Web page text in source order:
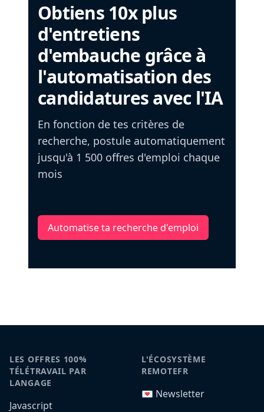
Obtiens 10x plus
d'entretiens
d'embauche grâce à
l'automatisation des
candidatures avec l'IA
En fonction de tes critères de
recherche, postule automatiquement
jusqu'à 1 500 offres d'emploi chaque
mois
Automatise ta recherche d'emploi
LES OFFRES 100%
TÉLÉTRAVAIL PAR
LANGAGE
Javascript
L'ÉCOSYSTÈME
REMOTEFR
💌 Newsletter